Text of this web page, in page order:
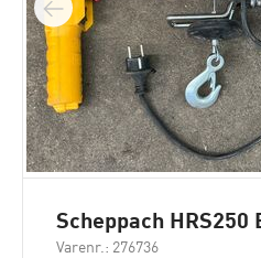
Scheppach
Varenr.: 276736